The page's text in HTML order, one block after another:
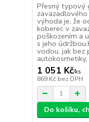
Přesný typový
výhoda je, že
koberec v
poškozením a
s jeho
vodou, jak bez
1 051 Kč/ks
869 Kč bez DPH
Do košíku,